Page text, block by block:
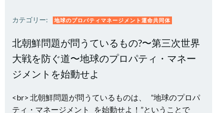
カテゴリー: 地球のプロパティマネージメント運命共同体
北朝鮮問題が問うているもの?〜第三次世界
大戦を防ぐ道〜地球のプロパティ・マネー
ジメントを始動せよ
<br> 北朝鮮問題が問うているものは、 ”地球のプロパ
ティ・マネージメント を始動せよ！”ということで